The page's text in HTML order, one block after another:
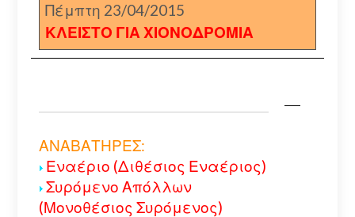
Πέμπτη 23/04/2015
ΚΛΕΙΣΤΟ ΓΙΑ ΧΙΟΝΟΔΡΟΜΙΑ
ΑΝΑΒΑΤΗΡΕΣ:
Εναέριο (Διθέσιος Εναέριος)
Συρόμενο Απόλλων
(Μονοθέσιος Συρόμενος)